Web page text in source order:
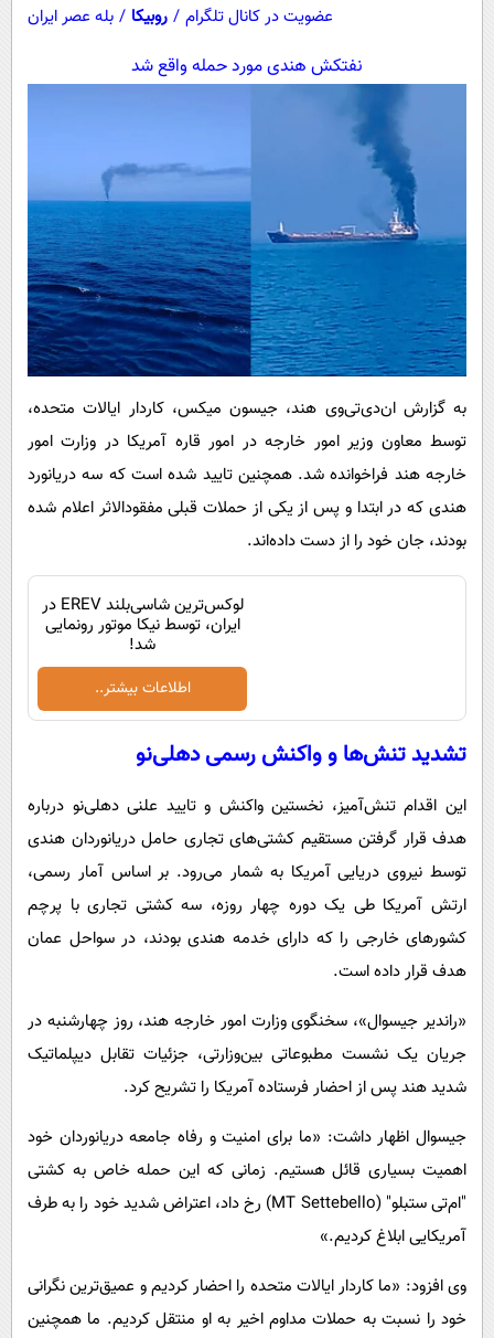
عضویت در کانال تلگرام / روبیکا / بله عصر ایران
نفتکش هندی مورد حمله واقع شد
به گزارش ان‌دی‌تی‌وی هند، جیسون میکس، کاردار ایالات متحده،
توسط معاون وزیر امور خارجه در امور قاره آمریکا در وزارت امور
خارجه هند فراخوانده شد. همچنین تایید شده است که سه دریانورد
هندی که در ابتدا و پس از یکی از حملات قبلی مفقودالاثر اعلام شده
بودند، جان خود را از دست داده‌اند.
لوکس‌ترین شاسی‌بلند EREV در
ایران، توسط نیکا موتور رونمایی
شد!
اطلاعات بیشتر..
تشدید تنش‌ها و واکنش رسمی دهلی‌نو
این اقدام تنش‌آمیز، نخستین واکنش و تایید علنی دهلی‌نو درباره
هدف قرار گرفتن مستقیم کشتی‌های تجاری حامل دریانوردان هندی
توسط نیروی دریایی آمریکا به شمار می‌رود. بر اساس آمار رسمی،
ارتش آمریکا طی یک دوره چهار روزه، سه کشتی تجاری با پرچم
کشورهای خارجی را که دارای خدمه هندی بودند، در سواحل عمان
هدف قرار داده است.
«راندیر جیسوال»، سخنگوی وزارت امور خارجه هند، روز چهارشنبه در
جریان یک نشست مطبوعاتی بین‌وزارتی، جزئیات تقابل دیپلماتیک
شدید هند پس از احضار فرستاده آمریکا را تشریح کرد.
جیسوال اظهار داشت: «ما برای امنیت و رفاه جامعه دریانوردان خود
اهمیت بسیاری قائل هستیم. زمانی که این حمله خاص به کشتی
"ام‌تی ستبلو" (MT Settebello) رخ داد، اعتراض شدید خود را به طرف
آمریکایی ابلاغ کردیم.»
وی افزود: «ما کاردار ایالات متحده را احضار کردیم و عمیق‌ترین نگرانی
خود را نسبت به حملات مداوم اخیر به او منتقل کردیم. ما همچنین